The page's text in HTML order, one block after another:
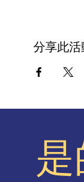
分享此活
是